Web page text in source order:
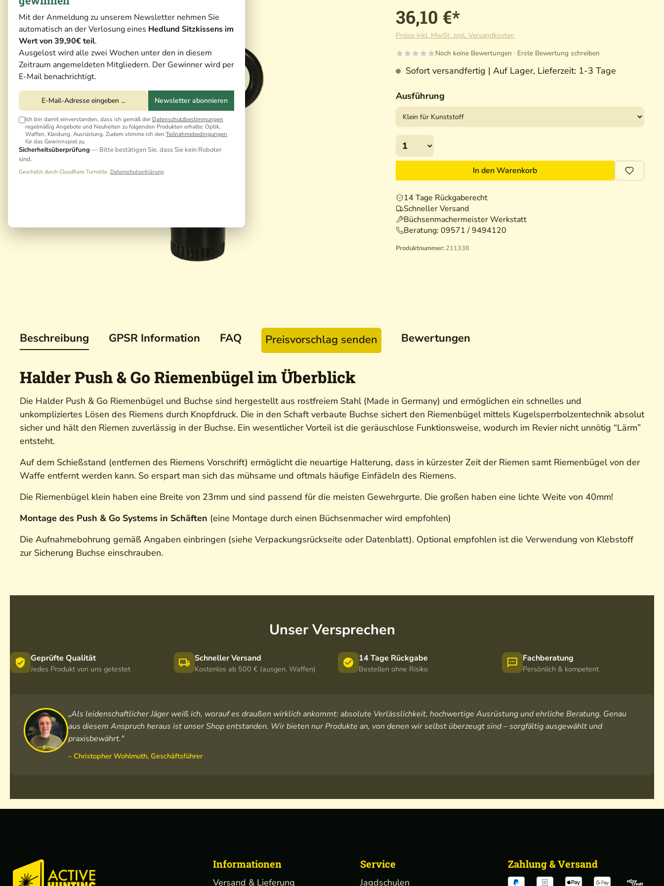
Mit der Anmeldung zu unserem Newsletter nehmen Sie
automatisch an der Verlosung eines Hedlund Sitzkissens im
Wert von 39,90€ teil.
Ausgelost wird alle zwei Wochen unter den in diesem
Zeitraum angemeldeten Mitgliedern. Der Gewinner wird per
E-Mail benachrichtigt.
Newsletter abonnieren
Ich bin damit einverstanden, dass ich gemäß der Datenschutzbestimmungen
regelmäßig Angebote und Neuheiten zu folgenden Produkten erhalte: Optik,
Waffen, Kleidung, Ausrüstung. Zudem stimme ich den Teilnahmebedingungen
für das Gewinnspiel zu.
Sicherheitsüberprüfung — Bitte bestätigen Sie, dass Sie kein Roboter
sind.
Geschützt durch Cloudflare Turnstile. Datenschutzerklärung
36,10 €*
Preise inkl. MwSt. zzgl. Versandkosten
Noch keine Bewertungen · Erste Bewertung schreiben
Sofort versandfertig | Auf Lager, Lieferzeit: 1-3 Tage
Ausführung
In den Warenkorb
14 Tage Rückgaberecht
Schneller Versand
Büchsenmachermeister Werkstatt
Beratung: 09571 / 9494120
Produktnummer: 211338
Beschreibung GPSR Information FAQ Preisvorschlag senden Bewertungen
Halder Push & Go Riemenbügel im Überblick
Die Halder Push & Go Riemenbügel und Buchse sind hergestellt aus rostfreiem Stahl (Made in Germany) und ermöglichen ein schnelles und
unkompliziertes Lösen des Riemens durch Knopfdruck. Die in den Schaft verbaute Buchse sichert den Riemenbügel mittels Kugelsperrbolzentechnik absolut
sicher und hält den Riemen zuverlässig in der Buchse. Ein wesentlicher Vorteil ist die geräuschlose Funktionsweise, wodurch im Revier nicht unnötig “Lärm”
entsteht.
Auf dem Schießstand (entfernen des Riemens Vorschrift) ermöglicht die neuartige Halterung, dass in kürzester Zeit der Riemen samt Riemenbügel von der
Waffe entfernt werden kann. So erspart man sich das mühsame und oftmals häufige Einfädeln des Riemens.
Die Riemenbügel klein haben eine Breite von 23mm und sind passend für die meisten Gewehrgurte. Die großen haben eine lichte Weite von 40mm!
Montage des Push & Go Systems in Schäften (eine Montage durch einen Büchsenmacher wird empfohlen)
Die Aufnahmebohrung gemäß Angaben einbringen (siehe Verpackungsrückseite oder Datenblatt). Optional empfohlen ist die Verwendung von Klebstoff
zur Sicherung Buchse einschrauben.
Unser Versprechen
Geprüfte Qualität
Jedes Produkt von uns getestet
Schneller Versand
Kostenlos ab 500 € (ausgen. Waffen)
14 Tage Rückgabe
Bestellen ohne Risiko
Fachberatung
Persönlich & kompetent
„Als leidenschaftlicher Jäger weiß ich, worauf es draußen wirklich ankommt: absolute Verlässlichkeit, hochwertige Ausrüstung und ehrliche Beratung. Genau
aus diesem Anspruch heraus ist unser Shop entstanden. Wir bieten nur Produkte an, von denen wir selbst überzeugt sind – sorgfältig ausgewählt und
praxisbewährt."
– Christopher Wohlmuth, Geschäftsführer
Informationen
Versand & Lieferung
Service
Jagdschulen
Zahlung & Versand